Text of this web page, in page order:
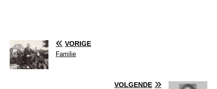
VORIGE
Familie
VOLGENDE